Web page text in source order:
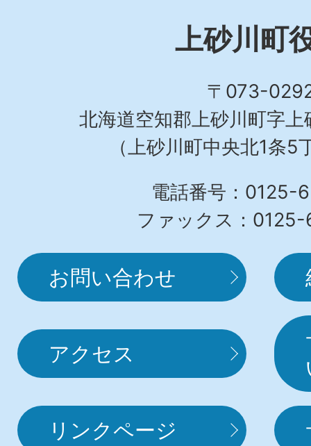
上砂川町
〒073-
北海道空知郡上砂川町字
（上砂川町中央北1条5
電話番号：0125-
ファックス：
お問い合わせ
アクセス
リンクページ